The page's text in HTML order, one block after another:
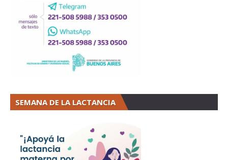
SEMANA DE LA LACTANCIA